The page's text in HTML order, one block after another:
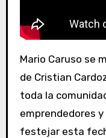
Mario Caruso se
de Cristian
toda la
emprendedores
festejar esta